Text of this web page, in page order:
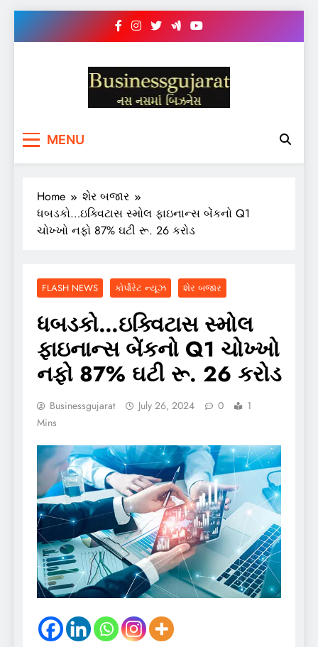
BUSINESS GUJARAT
MENU
Home
શેર બજાર
ધબડકો…ઇક્વિટાસ સ્મોલ ફાઇનાન્સ બેંકનો Q1
ચોખ્ખો નફો 87% ઘટી રૂ. 26 કરોડ
FLASH NEWS કોર્પોરેટ ન્યૂઝ શેર બજાર
ધબડકો…ઇક્વિટાસ સ્મોલ
ફાઇનાન્સ બેંકનો Q1 ચોખ્ખો
નફો 87% ઘટી રૂ. 26 કરોડ
Businessgujarat July 26, 2024 0
1
Mins